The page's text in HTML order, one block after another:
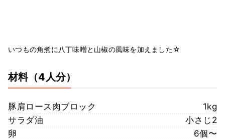
いつもの角煮に八丁味噌と山椒の風味を加えました☆
材料（4人分）
豚肩ロース肉ブロック
1kg
サラダ油
小さじ2
卵
6個〜